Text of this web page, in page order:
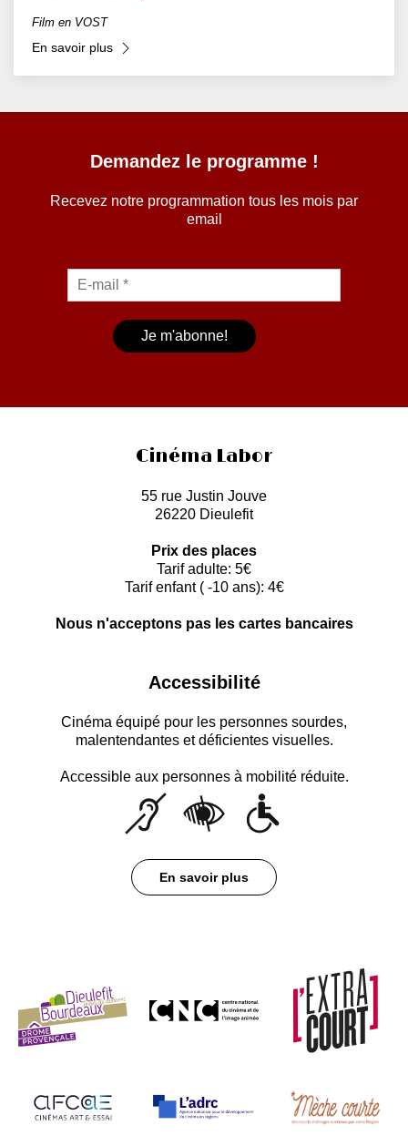
Film en VOST
En savoir plus
Demandez le programme !
Recevez notre programmation tous les mois par
email
Cinéma Labor
55 rue Justin Jouve
26220 Dieulefit
Prix des places
Tarif adulte: 5€
Tarif enfant ( -10 ans): 4€
Nous n'acceptons pas les cartes bancaires
Accessibilité
Cinéma équipé pour les personnes sourdes,
malentendantes et déficientes visuelles.
Accessible aux personnes à mobilité réduite.
En savoir plus